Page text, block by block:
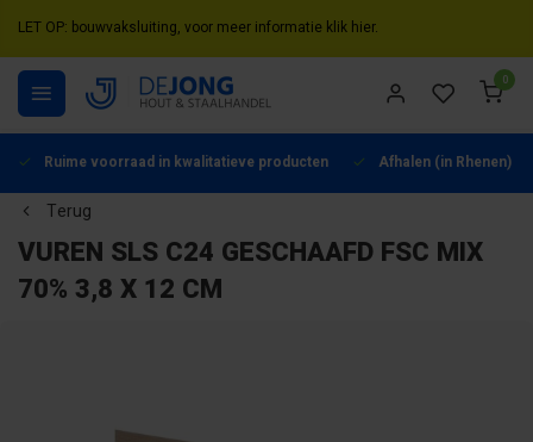
LET OP: bouwvaksluiting, voor meer informatie klik hier.
0
Ruime voorraad in kwalitatieve producten Afhalen (in Rhenen)
Terug
VUREN SLS C24 GESCHAAFD FSC MIX
70% 3,8 X 12 CM